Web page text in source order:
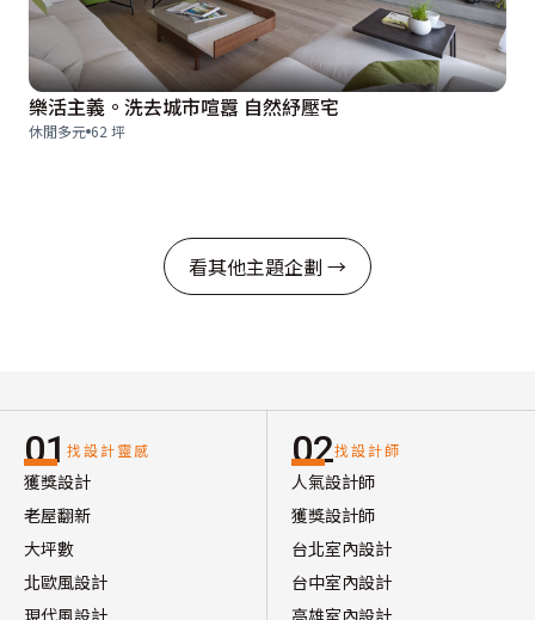
樂活主義。洗去城市喧囂 自然紓壓宅
休閒多元 62 坪
看其他主題企劃 →
01 找設計靈感
獲獎設計
老屋翻新
大坪數
北歐風設計
02找設計師
人氣設計師
獲獎設計師
台北室內設計
台中室內設計